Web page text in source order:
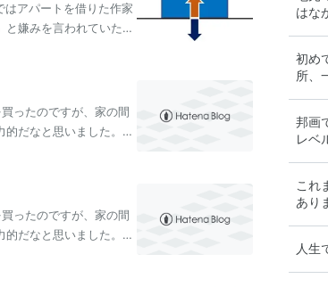
アパートを借りた作家
嫌みを言われていた。
ったのですが、家の間
だなと思いました。皆
ったのですが、家の間
だなと思いました。皆
はな
初め
所、
邦画
レベ
これ
あり
人生